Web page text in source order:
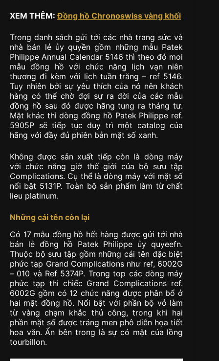
XEM THÊM:Đồng hồ Chronoswiss vàng khối
Trong danh sách gửi tới các nhà trang sức và
nhà bán lẻ ủy quyền gồm những mẫu Patek
Philippe Annual Calendar 5146 thì theo đó moi
mẫu đồng hồ với chức năng lịch vạn niên
thương đi kèm với lịch tuần trăng – ref 5146.
Tuy nhiên bởi sự yêu thích của nó nên khách
hàng có thể chờ đợi sự ra đời của các mẫu
đồng hồ sau đó được hãng tung ra tháng tư.
Mặt khác thì dòng đồng hồ Patek Philippe ref.
5905P sẽ tiếp tục duy trì một catalog của
hãng với đầy đủ phiên bản mặt số xanh.
Không được sản xuất tiếp còn là dòng máy
với chức năng giờ thế giới của bộ sưu tập
Complications. Cụ thể là dòng máy với mặt số
nổi bật 5131P. Toàn bộ sản phẩm làm từ chất
lieu platinum.
Những cái tên còn lại
Có 17 mẫu đồng hồ hết hàng được gửi tới nhà
bán lẻ đồng hồ Patek Philippe ủy quyeefn.
Thuộc bộ sưu tập gồm những cái tên đặc biệt
phức tạp Grand Complications như ref, 6002G
– 010 và Ref 5374P. Trong top các dòng máy
phức tạp thì chiếc Grand Complications ref.
6002G gồm có 12 chức năng được phân bổ ở
hai mặt đồng hồ. Nổi bật với phần bộ vỏ làm
từ vàng chạm khắc thủ công, trong khi hai
phần mặt số được tráng men phô diễn họa tiết
hoa văn. Ẩn bên trong là sự có mặt của lồng
tourbillon.